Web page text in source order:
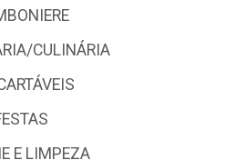
CULINÁRIA
E LIMPEZA